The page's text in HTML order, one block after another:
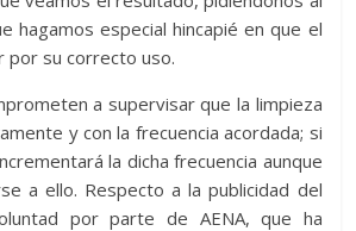
hagamos especial hincapié en que el
por su correcto uso.
a supervisar que la limpieza
y con la frecuencia acordada; si
la dicha frecuencia aunque
a ello. Respecto a la publicidad del
por parte de AENA, que ha